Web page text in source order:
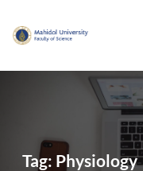
content
Tag: Physiology